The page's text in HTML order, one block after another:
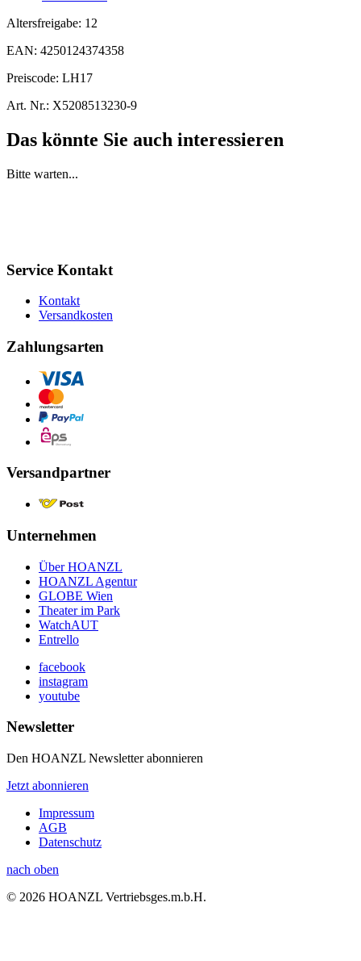
Altersfreigabe: 12
EAN: 4250124374358
Preiscode: LH17
Art. Nr.: X5208513230-9
Das könnte Sie auch interessieren
Bitte warten...
Service Kontakt
Kontakt
Versandkosten
Zahlungsarten
Versandpartner
Unternehmen
Über HOANZL
HOANZL Agentur
GLOBE Wien
Theater im Park
WatchAUT
Entrello
facebook
instagram
youtube
Newsletter
Den HOANZL Newsletter abonnieren
Jetzt abonnieren
Impressum
AGB
Datenschutz
nach oben
© 2026 HOANZL Vertriebsges.m.b.H.